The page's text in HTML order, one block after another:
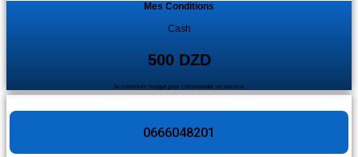
Mes Conditions
Cash
500 DZD
le minimum budget pour commander un service
0666048201